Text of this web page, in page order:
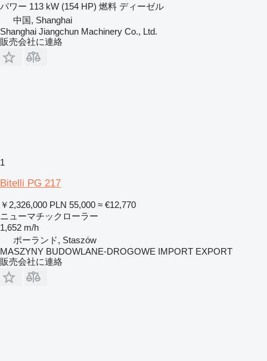
パワー 113 kW (154 HP) 燃料 ディーゼル
中国, Shanghai
Shanghai Jiangchun Machinery Co., Ltd.
販売会社に連絡
1
Bitelli PG 217
￥2,326,000 PLN 55,000 ≈ €12,770
ニューマチックローラー
1,652 m/h
ポーランド, Staszów
MASZYNY BUDOWLANE-DROGOWE IMPORT EXPORT
販売会社に連絡